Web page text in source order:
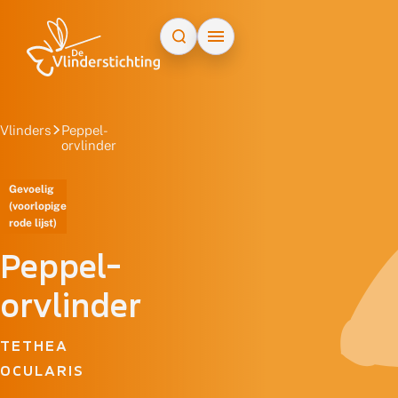
Vlinders
Peppel-
orvlinder
Gevoelig
(voorlopige
rode lijst)
Peppel-
orvlinder
TETHEA
OCULARIS